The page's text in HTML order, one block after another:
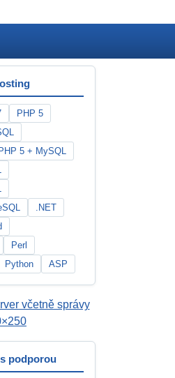
PHP 5
PHP 5 + MySQL
.NET
Perl
Python ASP
podporou